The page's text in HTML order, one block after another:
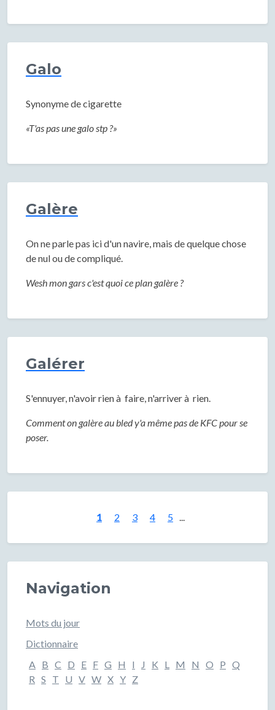
Galo
Synonyme de cigarette
«T'as pas une galo stp ?»
Galère
On ne parle pas ici d'un navire, mais de quelque chose
de nul ou de compliqué.
Wesh mon gars c'est quoi ce plan galère ?
Galérer
S'ennuyer, n'avoir rien à faire, n'arriver à rien.
Comment on galère au bled y'a même pas de KFC pour se
poser.
1 2 3 4 5 ...
Navigation
Mots du jour
Dictionnaire
A B C D E F G H I J K L M N O P Q
R S T U V W X Y Z